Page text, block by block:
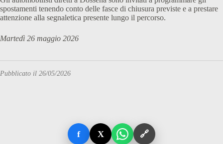
spostamenti tenendo conto delle fasce di chiusura previste e a prestare
attenzione alla segnaletica presente lungo il percorso.
Martedì 26 maggio 2026
Pubblicato il 26/05/2026
f X 🔗